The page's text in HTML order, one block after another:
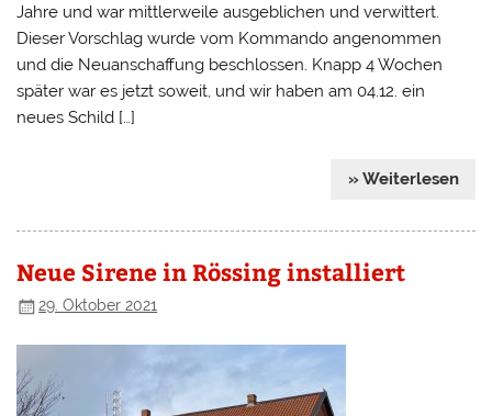
Jahre und war mittlerweile ausgeblichen und verwittert.
Dieser Vorschlag wurde vom Kommando angenommen
und die Neuanschaffung beschlossen. Knapp 4 Wochen
später war es jetzt soweit, und wir haben am 04.12. ein
neues Schild […]
» Weiterlesen
Neue Sirene in Rössing installiert
29. Oktober 2021